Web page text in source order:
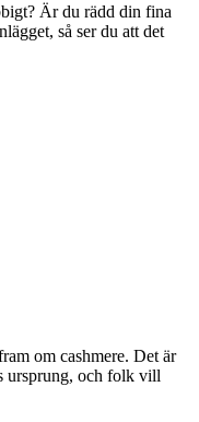
Är du rädd din fina
så ser du att det
om cashmere. Det är
ursprung, och folk vill